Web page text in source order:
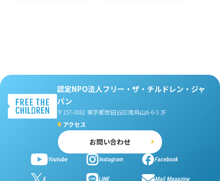
認定NPO法人フリー・ザ・チルドレン・ジャ
パン
〒157-0062 東京都世田谷区南烏山6-6-5 3F
アクセス
お問い合わせ
Youtube Instagram Facebook
X LINE Mail Magazine